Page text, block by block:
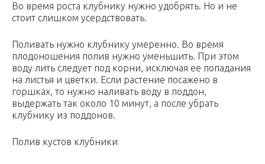
Во время роста клубнику нужно удобрять. Но и не
стоит слишком усердствовать.
Поливать нужно клубнику умеренно. Во время
плодоношения полив нужно уменьшить. При этом
воду лить следует под корни, исключая ее попадания
на листья и цветки. Если растение посажено в
горшках, то нужно наливать воду в поддон,
выдержать так около 10 минут, а после убрать
клубнику из поддонов.
Полив кустов клубники